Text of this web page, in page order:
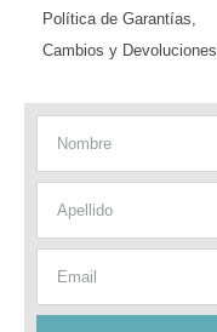
Política de Garantías,
Cambios y Devoluciones